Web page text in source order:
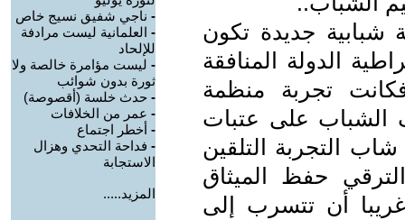
جديدة تكون
الدولة المنافقة
فكانت تجربة منظمة
الشباب على عتبات
التجربة التلقين
حفظ الميثاق
أن تتسرب إلى
- ناجي شفيق نسيج خاص
- العلمانية ليست مرادفة
للإلحاد
- ليست مؤامرة خالصة ولا
ثورة بدون شوائب
- حدث خلسة (أقصوصة)
- عمر من الخلافات
- أخطر اجتماع
- فداحة التحدي وهزال
الاستجابة
المزيد.....